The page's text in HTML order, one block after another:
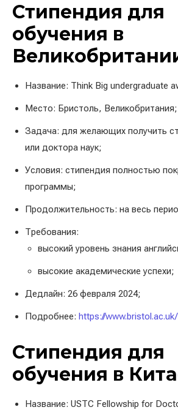
Стипендия для
обучения в
Название: Think Big undergraduate
Место: Бристоль, Великобритания;
Задача: для желающих получить
или доктора наук;
Условия: стипендия полностью
программы;
Продолжительность: на весь
Требования:
высокий уровень знания
высокие академические успехи;
Дедлайн: 26 февраля 2024;
Подробнее: https://www.bristol.ac.uk/
Стипендия для
обучения в
Название: USTC Fellowship for